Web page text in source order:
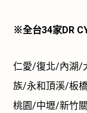
※全台34家DR
仁愛/復北/內湖/
族/永和頂溪/板
桃園/中壢/新竹